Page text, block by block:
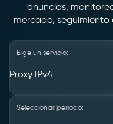
anuncios,
mercado, seguimiento
Elige un servicio:
Proxy IPv4
Seleccionar periodo: